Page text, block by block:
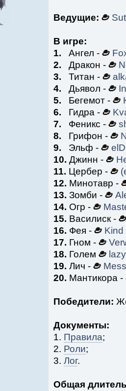
Ведущие:
В игре:
1. Ангел -
2. Дракон -
3. Титан -
4. Дьявол -
5. Бегемот -
6. Гидра -
7. Феникс -
8. Грифон -
9. Эльф -
10. Джинн -
11. Цербер -
12. Минотавр -
13. Зомби -
14. Огр -
15. Василиск -
16. Фея -
Kind
17. Гном -
18. Голем
19. Лич -
20. Мантикора -
Победители:
Документы:
1. Правила;
2. Роли;
3. Лог.
Общая